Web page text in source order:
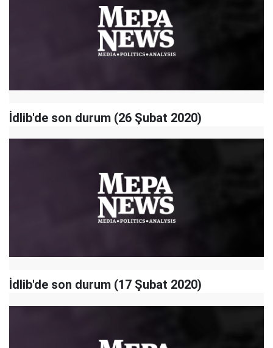
İdlib'de son durum (26 Şubat 2020)
İdlib'de son durum (17 Şubat 2020)